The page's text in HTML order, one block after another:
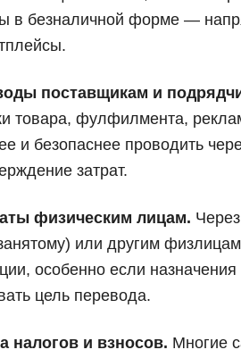
в безналичной форме —
поставщикам и
товара, фулфилмента,
и безопаснее проводить
затрат.
физическим лицам.
или другим
особенно если
цель перевода.
налогов и взносов. Многие